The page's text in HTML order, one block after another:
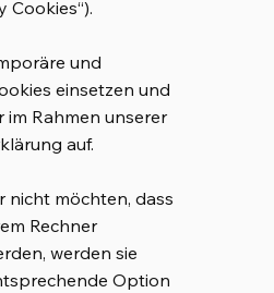
Cookies“).
und
einsetzen und
im Rahmen unserer
auf.
nicht möchten, dass
Rechner
werden sie
Option